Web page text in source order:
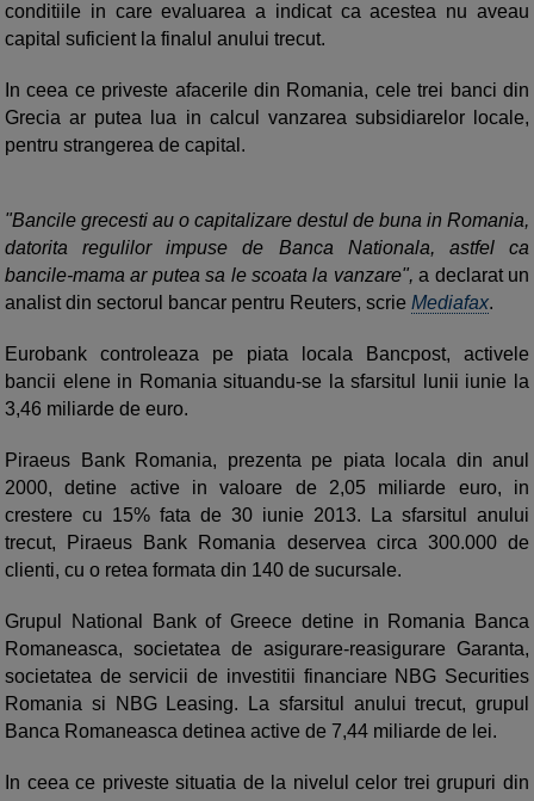
conditiile in care evaluarea a indicat ca acestea nu aveau
capital suficient la finalul anului trecut.
In ceea ce priveste afacerile din Romania, cele trei banci din
Grecia ar putea lua in calcul vanzarea subsidiarelor locale,
pentru strangerea de capital.
"Bancile grecesti au o capitalizare destul de buna in Romania,
datorita regulilor impuse de Banca Nationala, astfel ca
bancile-mama ar putea sa le scoata la vanzare", a declarat un
analist din sectorul bancar pentru Reuters, scrie Mediafax.
Eurobank controleaza pe piata locala Bancpost, activele
bancii elene in Romania situandu-se la sfarsitul lunii iunie la
3,46 miliarde de euro.
Piraeus Bank Romania, prezenta pe piata locala din anul
2000, detine active in valoare de 2,05 miliarde euro, in
crestere cu 15% fata de 30 iunie 2013. La sfarsitul anului
trecut, Piraeus Bank Romania deservea circa 300.000 de
clienti, cu o retea formata din 140 de sucursale.
Grupul National Bank of Greece detine in Romania Banca
Romaneasca, societatea de asigurare-reasigurare Garanta,
societatea de servicii de investitii financiare NBG Securities
Romania si NBG Leasing. La sfarsitul anului trecut, grupul
Banca Romaneasca detinea active de 7,44 miliarde de lei.
In ceea ce priveste situatia de la nivelul celor trei grupuri din